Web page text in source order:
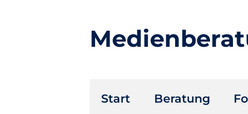
überspringen
Start Beratung